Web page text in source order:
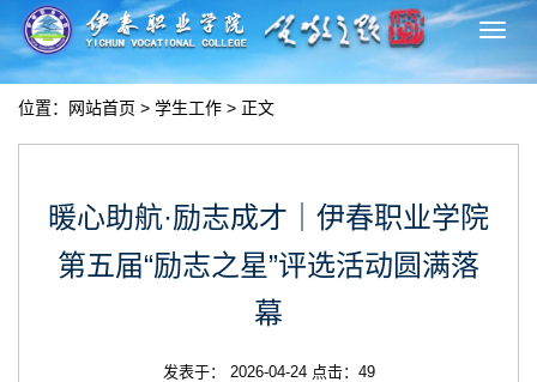
切
换
位置： 网站首页 > 学生工作 > 正文
暖心助航·励志成才｜伊春职业学院
第五届“励志之星”评选活动圆满落
幕
发表于： 2026-04-24 点击： 49